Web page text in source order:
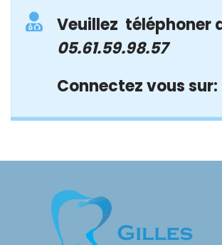
Veuillez téléphoner
05.61.59.98.57
Connectez vous sur: